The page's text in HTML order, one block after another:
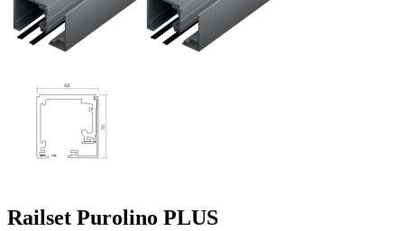
Railset Purolino PLUS